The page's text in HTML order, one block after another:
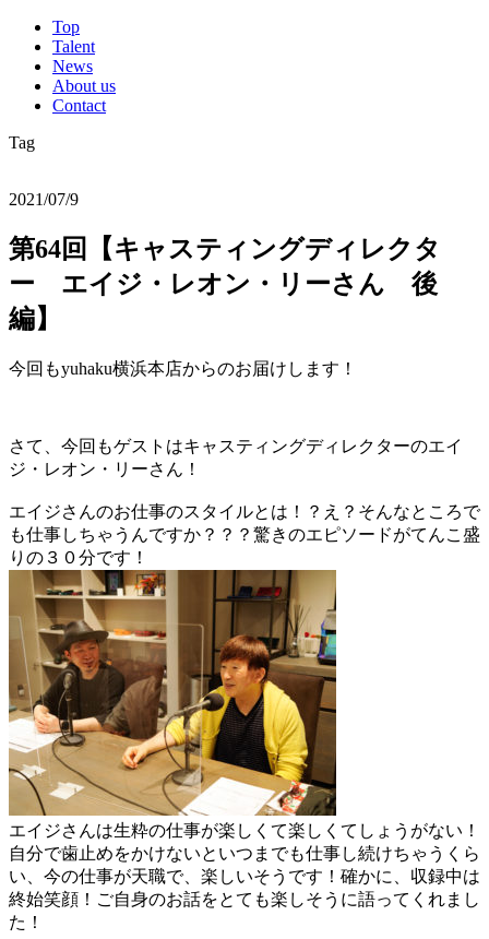
Top
Talent
News
About us
Contact
Tag
2021/07/9
第64回【キャスティングディレクタ
ー エイジ・レオン・リーさん 後
編】
今回もyuhaku横浜本店からのお届けします！
さて、今回もゲストはキャスティングディレクターのエイ
ジ・レオン・リーさん！
エイジさんのお仕事のスタイルとは！？え？そんなところで
も仕事しちゃうんですか？？？驚きのエピソードがてんこ盛
りの３０分です！
エイジさんは生粋の仕事が楽しくて楽しくてしょうがない！
自分で歯止めをかけないといつまでも仕事し続けちゃうくら
い、今の仕事が天職で、楽しいそうです！確かに、収録中は
終始笑顔！ご自身のお話をとても楽しそうに語ってくれまし
た！